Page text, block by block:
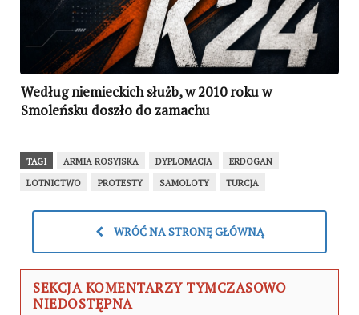
Według niemieckich służb, w 2010 roku w
Smoleńsku doszło do zamachu
TAGI ARMIA ROSYJSKA DYPLOMACJA
ERDOGAN
LOTNICTWO
PROTESTY SAMOLOTY TURCJA
WRÓĆ NA STRONĘ GŁÓWNĄ
SEKCJA KOMENTARZY TYMCZASOWO
NIEDOSTĘPNA